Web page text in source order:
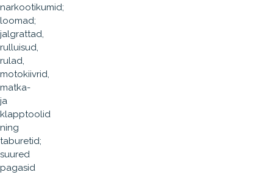
narkootikumid;
loomad;
jalgrattad,
rulluisud,
rulad,
motokiivrid,
matka-
ja
klapptoolid
ning
taburetid;
suured
pagasid